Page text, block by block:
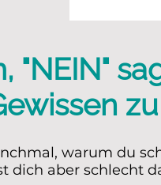
"NEIN"
warum du
dich aber schlecht